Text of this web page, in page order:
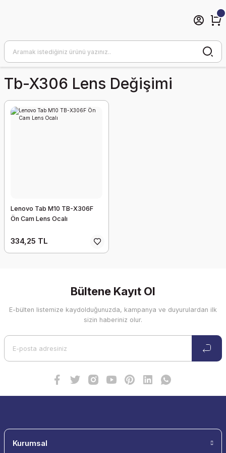
Tb-X306 Lens Değişimi
Lenovo Tab M10 TB-X306F
Ön Cam Lens Ocalı
334,25 TL
Bültene Kayıt Ol
E-bülten listemize kaydolduğunuzda, kampanya ve duyurulardan ilk
sizin haberiniz olur.
Kurumsal